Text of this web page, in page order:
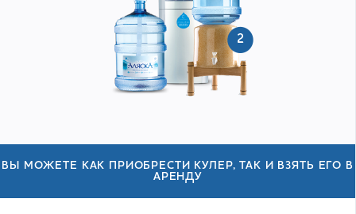
ВЫ МОЖЕТЕ КАК ПРИОБРЕСТИ КУЛЕР, ТАК И ВЗЯТЬ ЕГО В
АРЕНДУ